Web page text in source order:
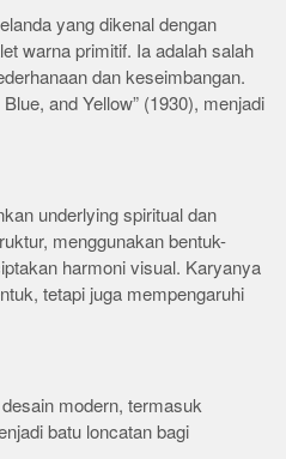
yang dikenal dengan
warna primitif. Ia adalah salah
dan keseimbangan.
and Yellow” (1930), menjadi
underlying spiritual dan
menggunakan bentuk-
harmoni visual. Karyanya
tetapi juga mempengaruhi
modern, termasuk
batu loncatan bagi